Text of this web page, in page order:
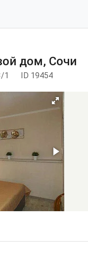
дом, Сочи
1 ID 19454